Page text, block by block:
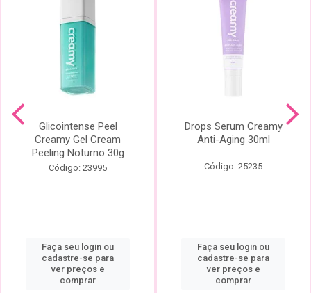
Glicointense Peel
Creamy Gel Cream
Peeling Noturno 30g
Código: 23995
Faça seu login ou
cadastre-se para
ver preços e
comprar
Drops Serum Creamy
Anti-Aging 30ml
Código: 25235
Faça seu login ou
cadastre-se para
ver preços e
comprar